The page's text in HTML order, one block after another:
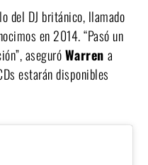
del DJ británico, llamado
en 2014. “Pasó un
aseguróWarren a
estarán disponibles